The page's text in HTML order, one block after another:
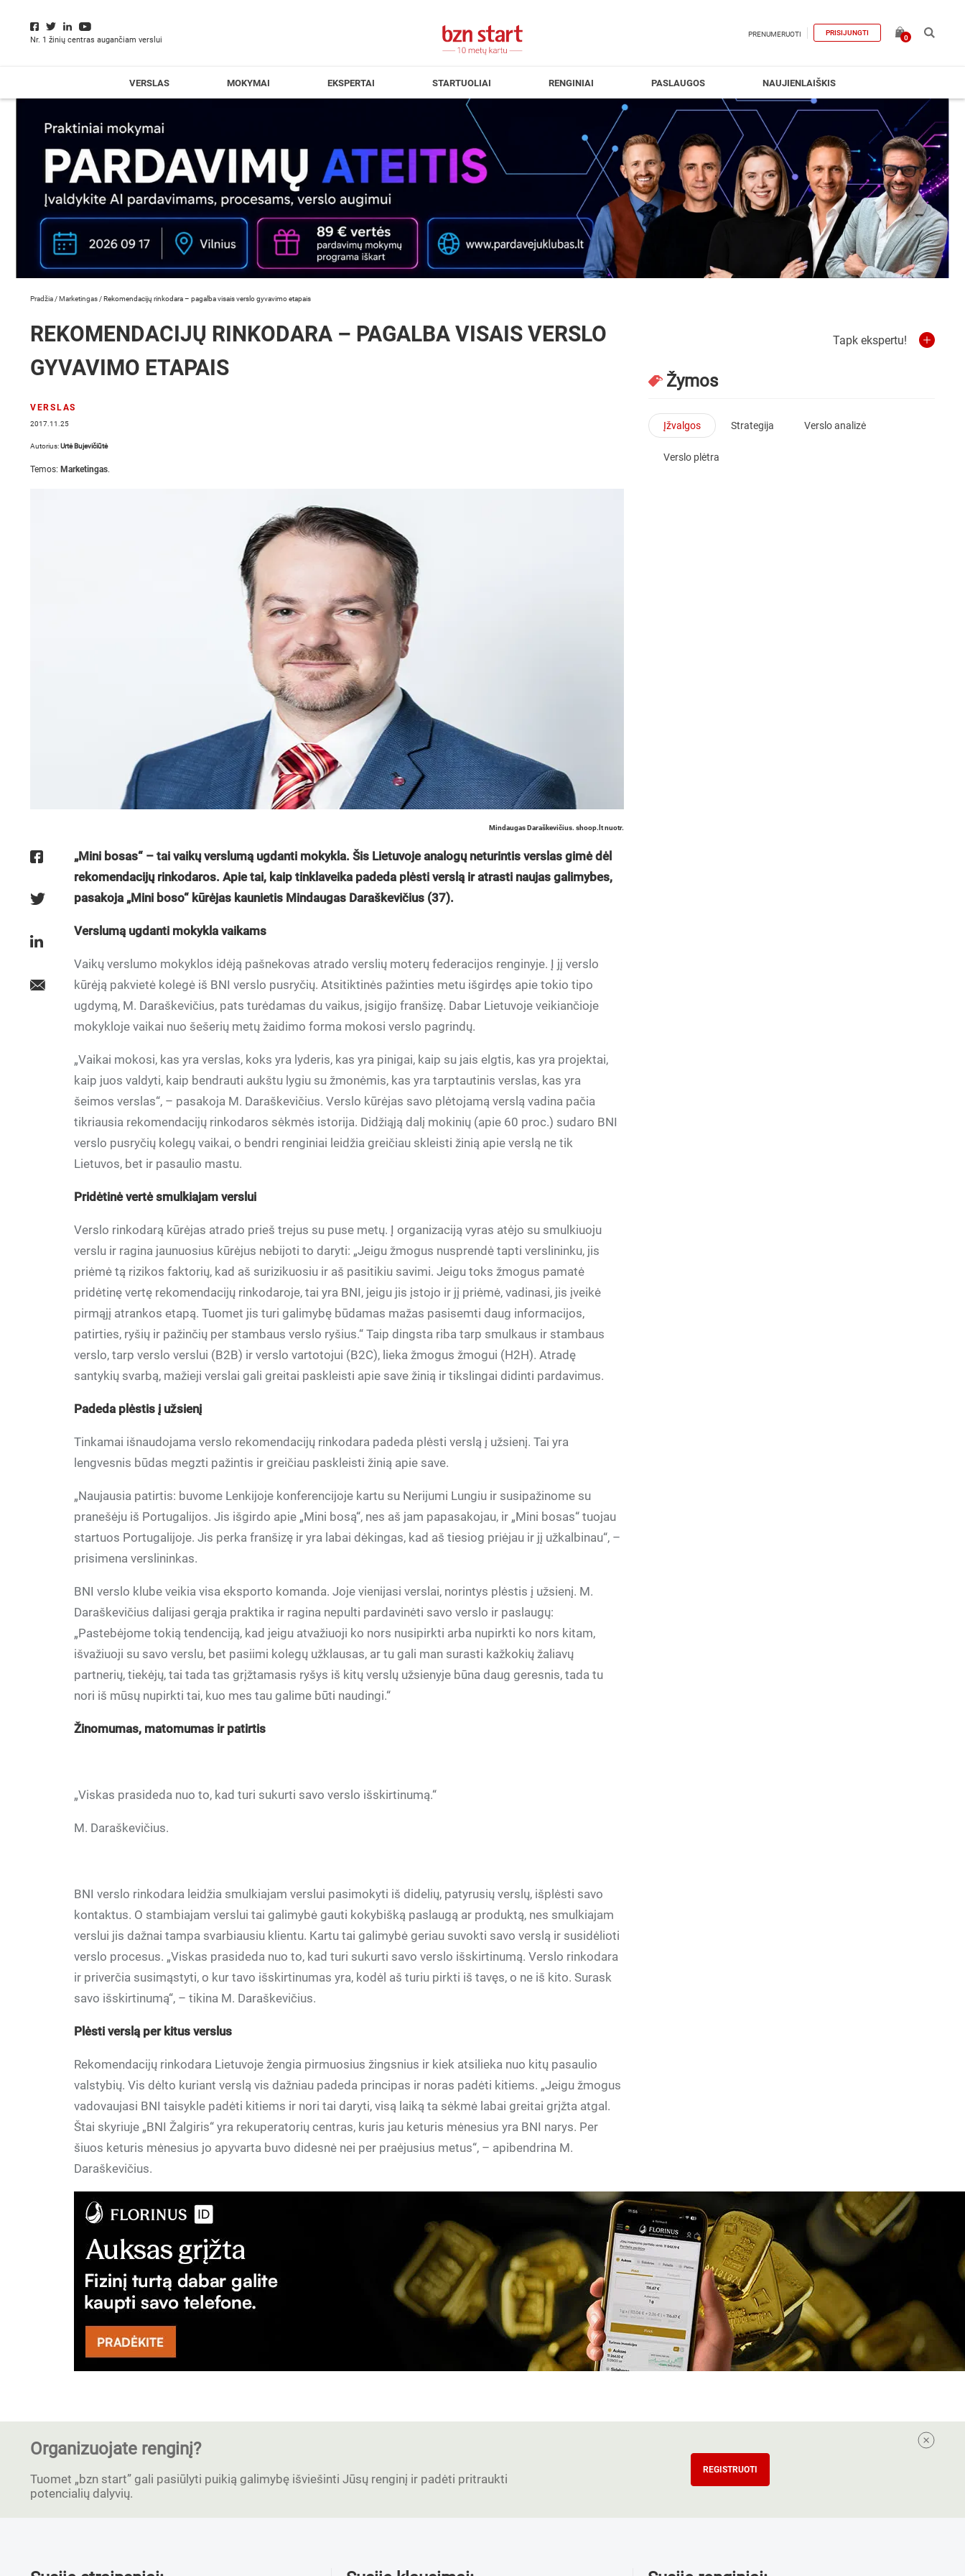
Nr. 1 žinių centras augančiam verslui
PRENUMERUOTI PRISIJUNGTI
0
VERSLAS MOKYMAI EKSPERTAI STARTUOLIAI RENGINIAI PASLAUGOS NAUJIENLAIŠKIS
Pradžia /Marketingas /Rekomendacijų rinkodara – pagalba visais verslo gyvavimo etapais
REKOMENDACIJŲ RINKODARA – PAGALBA VISAIS VERSLO
GYVAVIMO ETAPAIS
VERSLAS
2017.11.25
Autorius:Urtė Bujevičiūtė
Temos: Marketingas.
Mindaugas Daraškevičius. shoop.lt nuotr.
„Mini bosas“ – tai vaikų verslumą ugdanti mokykla. Šis Lietuvoje analogų neturintis verslas gimė dėl
rekomendacijų rinkodaros. Apie tai, kaip tinklaveika padeda plėsti verslą ir atrasti naujas galimybes,
pasakoja „Mini boso“ kūrėjas kaunietis Mindaugas Daraškevičius (37).
Verslumą ugdanti mokykla vaikams
Vaikų verslumo mokyklos idėją pašnekovas atrado verslių moterų federacijos renginyje. Į jį verslo
kūrėją pakvietė kolegė iš BNI verslo pusryčių. Atsitiktinės pažinties metu išgirdęs apie tokio tipo
ugdymą, M. Daraškevičius, pats turėdamas du vaikus, įsigijo franšizę. Dabar Lietuvoje veikiančioje
mokykloje vaikai nuo šešerių metų žaidimo forma mokosi verslo pagrindų.
„Vaikai mokosi, kas yra verslas, koks yra lyderis, kas yra pinigai, kaip su jais elgtis, kas yra projektai,
kaip juos valdyti, kaip bendrauti aukštu lygiu su žmonėmis, kas yra tarptautinis verslas, kas yra
šeimos verslas“, – pasakoja M. Daraškevičius. Verslo kūrėjas savo plėtojamą verslą vadina pačia
tikriausia rekomendacijų rinkodaros sėkmės istorija. Didžiąją dalį mokinių (apie 60 proc.) sudaro BNI
verslo pusryčių kolegų vaikai, o bendri renginiai leidžia greičiau skleisti žinią apie verslą ne tik
Lietuvos, bet ir pasaulio mastu.
Pridėtinė vertė smulkiajam verslui
Verslo rinkodarą kūrėjas atrado prieš trejus su puse metų. Į organizaciją vyras atėjo su smulkiuoju
verslu ir ragina jaunuosius kūrėjus nebijoti to daryti: „Jeigu žmogus nusprendė tapti verslininku, jis
priėmė tą rizikos faktorių, kad aš surizikuosiu ir aš pasitikiu savimi. Jeigu toks žmogus pamatė
pridėtinę vertę rekomendacijų rinkodaroje, tai yra BNI, jeigu jis įstojo ir jį priėmė, vadinasi, jis įveikė
pirmąjį atrankos etapą. Tuomet jis turi galimybę būdamas mažas pasisemti daug informacijos,
patirties, ryšių ir pažinčių per stambaus verslo ryšius.“ Taip dingsta riba tarp smulkaus ir stambaus
verslo, tarp verslo verslui (B2B) ir verslo vartotojui (B2C), lieka žmogus žmogui (H2H). Atradę
santykių svarbą, mažieji verslai gali greitai paskleisti apie save žinią ir tikslingai didinti pardavimus.
Padeda plėstis į užsienį
Tinkamai išnaudojama verslo rekomendacijų rinkodara padeda plėsti verslą į užsienį. Tai yra
lengvesnis būdas megzti pažintis ir greičiau paskleisti žinią apie save.
„Naujausia patirtis: buvome Lenkijoje konferencijoje kartu su Nerijumi Lungiu ir susipažinome su
pranešėju iš Portugalijos. Jis išgirdo apie „Mini bosą“, nes aš jam papasakojau, ir „Mini bosas“ tuojau
startuos Portugalijoje. Jis perka franšizę ir yra labai dėkingas, kad aš tiesiog priėjau ir jį užkalbinau“, –
prisimena verslininkas.
BNI verslo klube veikia visa eksporto komanda. Joje vienijasi verslai, norintys plėstis į užsienį. M.
Daraškevičius dalijasi gerąja praktika ir ragina nepulti pardavinėti savo verslo ir paslaugų:
„Pastebėjome tokią tendenciją, kad jeigu atvažiuoji ko nors nusipirkti arba nupirkti ko nors kitam,
išvažiuoji su savo verslu, bet pasiimi kolegų užklausas, ar tu gali man surasti kažkokių žaliavų
partnerių, tiekėjų, tai tada tas grįžtamasis ryšys iš kitų verslų užsienyje būna daug geresnis, tada tu
nori iš mūsų nupirkti tai, kuo mes tau galime būti naudingi.“
Žinomumas, matomumas ir patirtis
„Viskas prasideda nuo to, kad turi sukurti savo verslo išskirtinumą.“
M. Daraškevičius.
BNI verslo rinkodara leidžia smulkiajam verslui pasimokyti iš didelių, patyrusių verslų, išplėsti savo
kontaktus. O stambiajam verslui tai galimybė gauti kokybišką paslaugą ar produktą, nes smulkiajam
verslui jis dažnai tampa svarbiausiu klientu. Kartu tai galimybė geriau suvokti savo verslą ir susidėlioti
verslo procesus. „Viskas prasideda nuo to, kad turi sukurti savo verslo išskirtinumą. Verslo rinkodara
ir priverčia susimąstyti, o kur tavo išskirtinumas yra, kodėl aš turiu pirkti iš tavęs, o ne iš kito. Surask
savo išskirtinumą“, – tikina M. Daraškevičius.
Plėsti verslą per kitus verslus
Rekomendacijų rinkodara Lietuvoje žengia pirmuosius žingsnius ir kiek atsilieka nuo kitų pasaulio
valstybių. Vis dėlto kuriant verslą vis dažniau padeda principas ir noras padėti kitiems. „Jeigu žmogus
vadovaujasi BNI taisykle padėti kitiems ir nori tai daryti, visą laiką ta sėkmė labai greitai grįžta atgal.
Štai skyriuje „BNI Žalgiris“ yra rekuperatorių centras, kuris jau keturis mėnesius yra BNI narys. Per
šiuos keturis mėnesius jo apyvarta buvo didesnė nei per praėjusius metus“, – apibendrina M.
Daraškevičius.
Tapk ekspertu!
Žymos
Įžvalgos Strategija Verslo analizė
Verslo plėtra
Organizuojate renginį?
Tuomet „bzn start” gali pasiūlyti puikią galimybę išviešinti Jūsų renginį ir padėti pritraukti
potencialių dalyvių.
REGISTRUOTI